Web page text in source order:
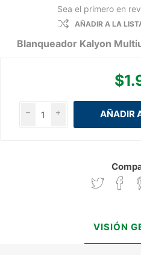
Sea el primero en
AÑADIR A LA
Blanqueador Kalyon
i
h
VISIÓN